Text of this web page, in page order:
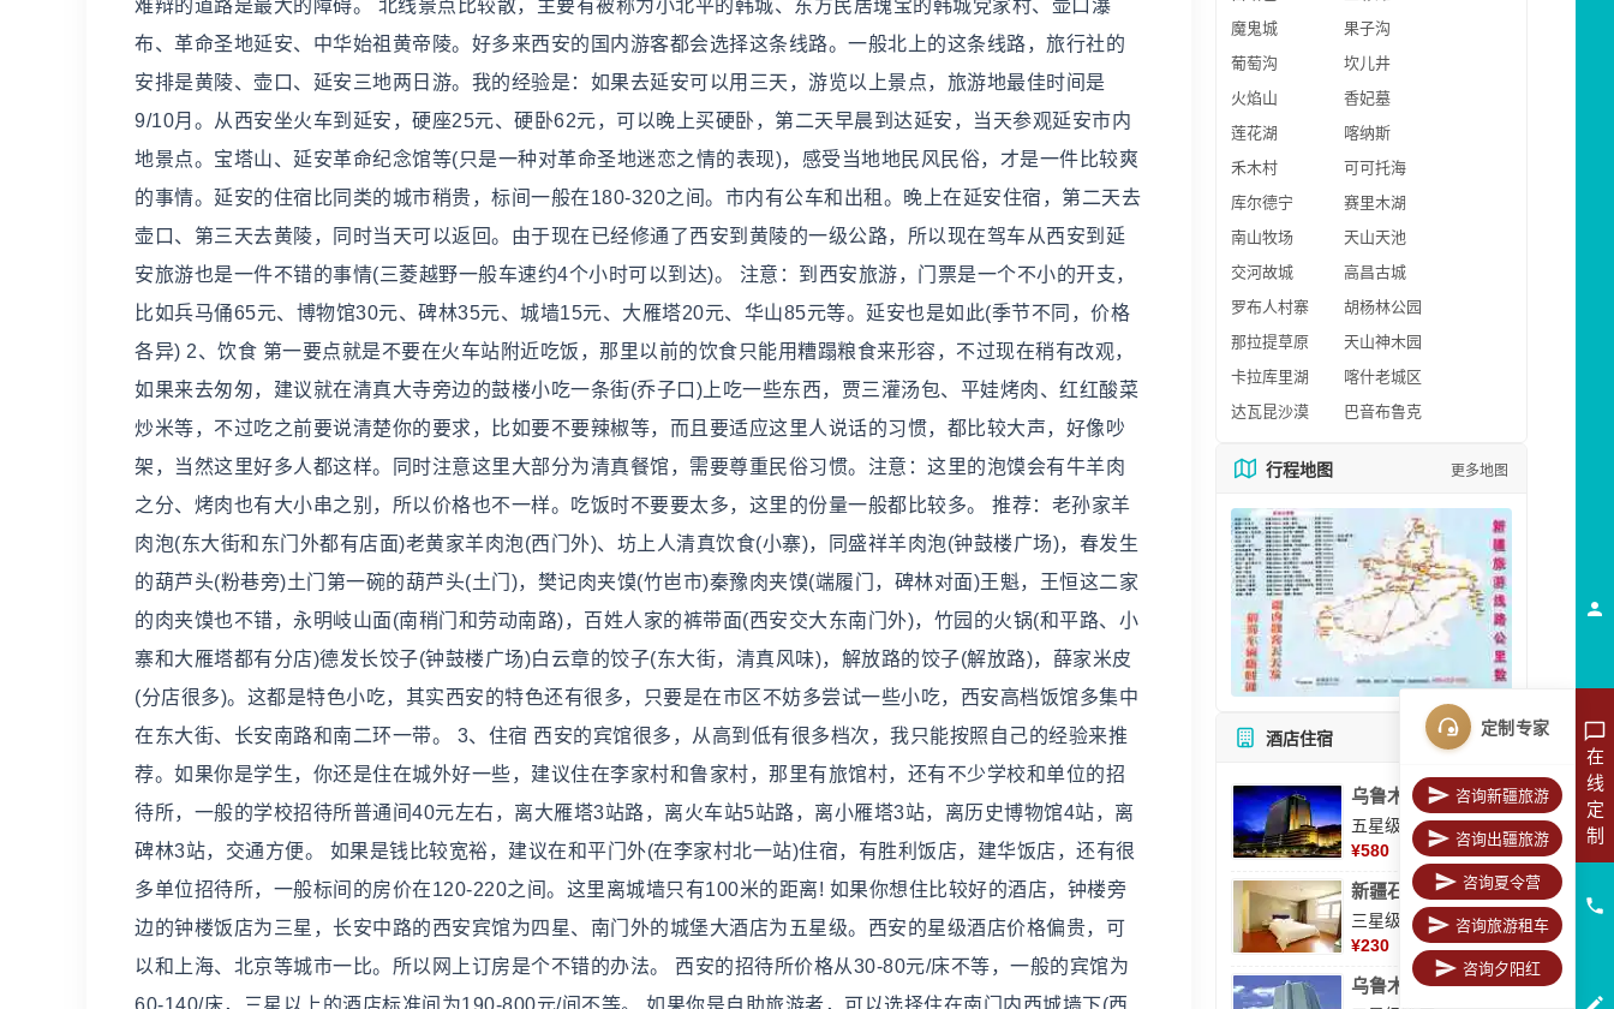
难辩的道路是最大的障碍。 北线景点比较散，主要有被称为小北平的韩城、东方民居瑰宝的韩城党家村、壶口瀑
布、革命圣地延安、中华始祖黄帝陵。好多来西安的国内游客都会选择这条线路。一般北上的这条线路，旅行社的
安排是黄陵、壶口、延安三地两日游。我的经验是：如果去延安可以用三天，游览以上景点，旅游地最佳时间是
9/10月。从西安坐火车到延安，硬座25元、硬卧62元，可以晚上买硬卧，第二天早晨到达延安，当天参观延安市内
地景点。宝塔山、延安革命纪念馆等(只是一种对革命圣地迷恋之情的表现)，感受当地地民风民俗，才是一件比较爽
的事情。延安的住宿比同类的城市稍贵，标间一般在180-320之间。市内有公车和出租。晚上在延安住宿，第二天去
壶口、第三天去黄陵，同时当天可以返回。由于现在已经修通了西安到黄陵的一级公路，所以现在驾车从西安到延
安旅游也是一件不错的事情(三菱越野一般车速约4个小时可以到达)。 注意：到西安旅游，门票是一个不小的开支，
比如兵马俑65元、博物馆30元、碑林35元、城墙15元、大雁塔20元、华山85元等。延安也是如此(季节不同，价格
各异) 2、饮食 第一要点就是不要在火车站附近吃饭，那里以前的饮食只能用糟蹋粮食来形容，不过现在稍有改观，
如果来去匆匆，建议就在清真大寺旁边的鼓楼小吃一条街(乔子口)上吃一些东西，贾三灌汤包、平娃烤肉、红红酸菜
炒米等，不过吃之前要说清楚你的要求，比如要不要辣椒等，而且要适应这里人说话的习惯，都比较大声，好像吵
架，当然这里好多人都这样。同时注意这里大部分为清真餐馆，需要尊重民俗习惯。注意：这里的泡馍会有牛羊肉
之分、烤肉也有大小串之别，所以价格也不一样。吃饭时不要要太多，这里的份量一般都比较多。 推荐：老孙家羊
肉泡(东大街和东门外都有店面)老黄家羊肉泡(西门外)、坊上人清真饮食(小寨)，同盛祥羊肉泡(钟鼓楼广场)，春发生
的葫芦头(粉巷旁)土门第一碗的葫芦头(土门)，樊记肉夹馍(竹岜市)秦豫肉夹馍(端履门，碑林对面)王魁，王恒这二家
的肉夹馍也不错，永明岐山面(南稍门和劳动南路)，百姓人家的裤带面(西安交大东南门外)，竹园的火锅(和平路、小
寨和大雁塔都有分店)德发长饺子(钟鼓楼广场)白云章的饺子(东大街，清真风味)，解放路的饺子(解放路)，薛家米皮
(分店很多)。这都是特色小吃，其实西安的特色还有很多，只要是在市区不妨多尝试一些小吃，西安高档饭馆多集中
在东大街、长安南路和南二环一带。 3、住宿 西安的宾馆很多，从高到低有很多档次，我只能按照自己的经验来推
荐。如果你是学生，你还是住在城外好一些，建议住在李家村和鲁家村，那里有旅馆村，还有不少学校和单位的招
待所，一般的学校招待所普通间40元左右，离大雁塔3站路，离火车站5站路，离小雁塔3站，离历史博物馆4站，离
碑林3站，交通方便。 如果是钱比较宽裕，建议在和平门外(在李家村北一站)住宿，有胜利饭店，建华饭店，还有很
多单位招待所，一般标间的房价在120-220之间。这里离城墙只有100米的距离! 如果你想住比较好的酒店，钟楼旁
边的钟楼饭店为三星，长安中路的西安宾馆为四星、南门外的城堡大酒店为五星级。西安的星级酒店价格偏贵，可
以和上海、北京等城市一比。所以网上订房是个不错的办法。 西安的招待所价格从30-80元/床不等，一般的宾馆为
60-140/床，三星以上的酒店标准间为190-800元/间不等。 如果你是自助旅游者，可以选择住在南门内西城墙下(西
魔鬼城
果子沟
葡萄沟
坎儿井
火焰山
香妃墓
莲花湖
喀纳斯
禾木村
可可托海
库尔德宁
赛里木湖
南山牧场
天山天池
交河故城
高昌古城
罗布人村寨
胡杨林公园
那拉提草原
天山神木园
卡拉库里湖
喀什老城区
达瓦昆沙漠
巴音布鲁克
行程地图 更多地图
酒店住宿 所有酒店
乌鲁木齐美丽华大酒
五星级酒店
¥580
新疆石河子凯瑞酒店
三星级酒店
¥230
乌鲁木齐海德大酒店
在
线
定
制
定制专家
咨询新疆旅游
咨询出疆旅游
咨询夏令营
咨询旅游租车
咨询夕阳红